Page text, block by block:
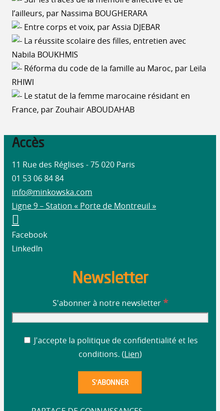
l’ailleurs, par Nassima BOUGHERARA
Entre corps et voix, par Assia DJEBAR
La réussite scolaire des filles, entretien avec
Nabila BOUKHMIS
Réforma du code de la famille au Maroc, par Leïla
RHIWI
Le statut de la femme marocaine résidant en
France, par Zouhair ABOUDAHAB
Accès
11 Rue des Réglises - 75 020 Paris
01 53 06 84 84
info@minkowska.com
Ligne 9 – Station « Porte de Montreuil »
Facebook
LinkedIn
Newsletter
S'abonner à notre newsletter *
J'accepte la politique de confidentialité et les
conditions. (Lien)